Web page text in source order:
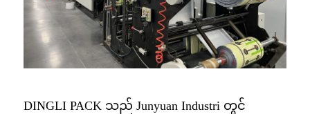
DINGLI PACK သည် Junyuan Industri တွင်